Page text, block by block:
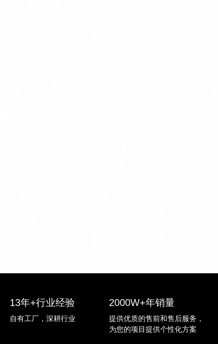
13年+行业经验
自有工厂，深耕行业
2000W+年销量
提供优质的售前和售后服务，
为您的项目提供个性化方案